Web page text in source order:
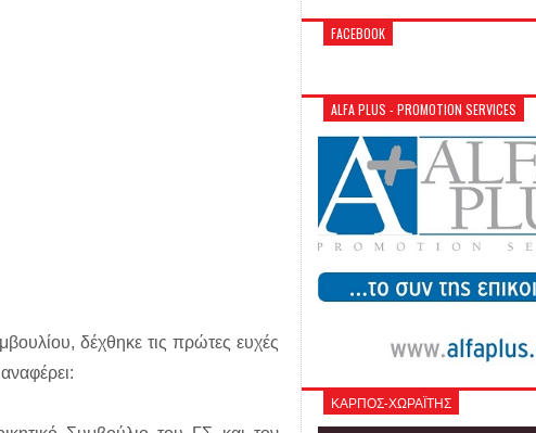
δέχθηκε τις πρώτες ευχές
FACEBOOK
ALFA PLUS - PROMOTION SERVICES
ΚΑΡΠΟΣ-ΧΩΡΑΪΤΗΣ